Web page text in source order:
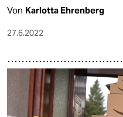
Von Karlotta Ehrenberg
27.6.2022